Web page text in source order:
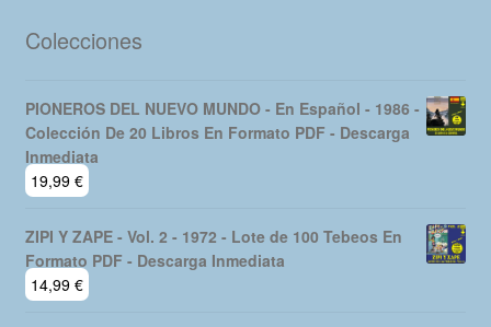
Colecciones
PIONEROS DEL NUEVO MUNDO - En Español - 1986 -
Colección De 20 Libros En Formato PDF - Descarga
Inmediata
19,99 €
ZIPI Y ZAPE - Vol. 2 - 1972 - Lote de 100 Tebeos En
Formato PDF - Descarga Inmediata
14,99 €